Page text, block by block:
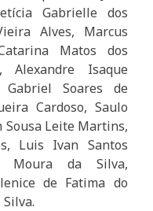
Gabrielle dos
Alves, Marcus
Matos dos
Alexandre Isaque
Gabriel Soares de
Cardoso, Saulo
Sousa Leite Martins,
Luis Ivan Santos
Moura da Silva,
de Fatima do